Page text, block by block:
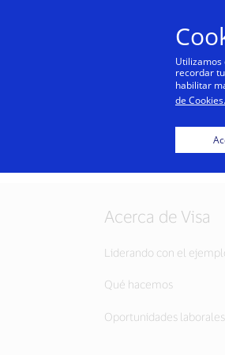
Acerca de Visa
Liderando con el
Qué hacemos
Oportunidades laborales
Utilizamos
recordar
habilitar
de Cookies.